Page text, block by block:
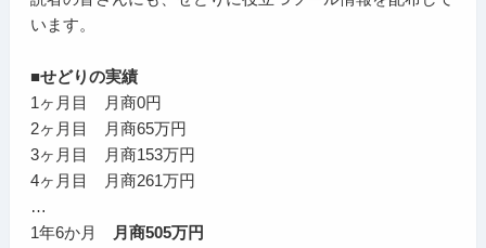
います。
■せどりの実績
1ヶ月目 月商0円
2ヶ月目 月商65万円
3ヶ月目 月商153万円
4ヶ月目 月商261万円
…
1年6か月
月商505万円